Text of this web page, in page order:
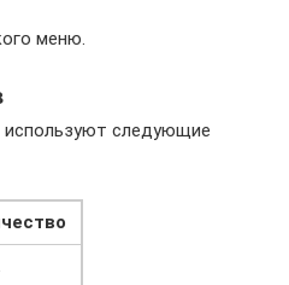
меню.
используют следующие